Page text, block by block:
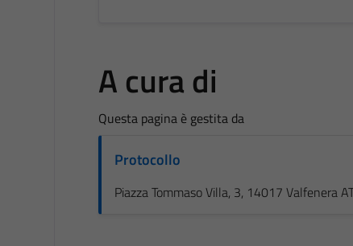
A cura di
Questa pagina è gestita da
Protocollo
Piazza Tommaso Villa, 3, 14017 Valfenera